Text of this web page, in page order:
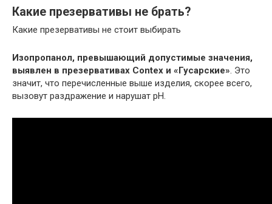
Какие презервативы не брать?
Какие презервативы не стоит выбирать
Изопропанол, превышающий допустимые значения,
выявлен в презервативах Contex и «Гусарские». Это
значит, что перечисленные выше изделия, скорее всего,
вызовут раздражение и нарушат рН.